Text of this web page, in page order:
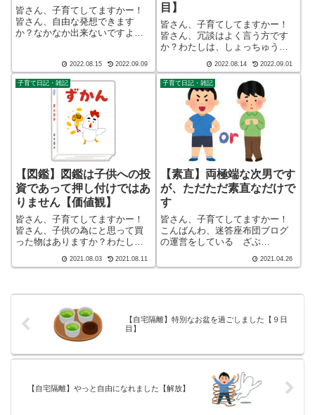
皆さん、子育てしてますかー！
皆さん、自由な発想できます
か？なかなか出来ないですよ
んばんわ、迷答座布団ブログの
運営をしている ざぶ
(@meitou_zabuton)です。わたし
2022.08.15 2022.09.09
目】
皆さん、子育てしてますかー！
皆さん、冗談はよく言う方です
か？わたしは、しょっちゅうで
冗談もありますよね。こんばん
わ、迷答座布団ブログの運営を
している ざぶ
(@meitou_zabuton)です。わたし
は40代でひ...
2022.08.14 2022.09.01
子育て日記・雑記
【図鑑】図鑑は子供への投
資であって押し付けではあ
りません【価値観】
皆さん、子育てしてますかー！
皆さん、子供の為にと思って買
った物はありますか？わたしは
果は散々でしたね、皆さんはい
る ざぶ(@meitou_zabuton...
2021.08.03 2021.08.11
子育て日記・雑記
【素直】両極端な次男です
が、ただただ素直なだけで
す
皆さん、子育てしてますかー！
こんばんわ、迷答座布団ブログ
の運営をしている ざぶ
は40代でひとり親（シンパパ）
ます。※詳しくはプロフィー
2021.04.26
【自宅隔離】特別なお盆を過ごしました【９日
目】
【自宅隔離】やっと自由になれました【解放】